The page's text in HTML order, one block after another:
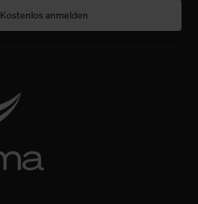
Kostenlos anmelden